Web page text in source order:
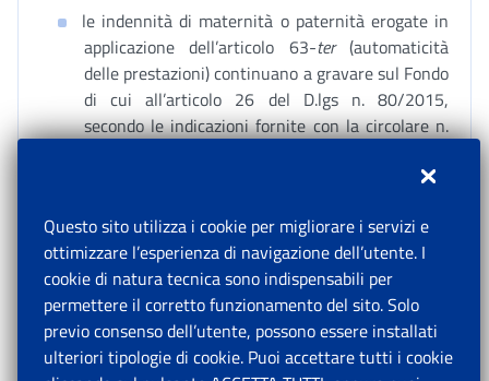
le indennità di maternità o paternità erogate in
applicazione dell’articolo 63-ter(automaticità
delle prestazioni) continuano a gravare sul Fondo
di cui all’articolo 26 del D.lgs n. 80/2015,
secondo le indicazioni fornite con la circolare n.
in caso di parto fortemente prematuro, il numero
dei giorni pari all’intervallo temporale che va dal
giorno successivo al parto al giorno precedente
l’inizio dei due mesiante partumcontinuano a
gravare sul Fondo di cui all’articolo 26 del D.lgs n.
80/2015, secondo le indicazioni fornite con
circolare n. 69/2016.
Questo sito utilizza i cookie per migliorare i servizi e
ottimizzare l’esperienza di navigazione dell’utente. I
cookie di natura tecnica sono indispensabili per
permettere il corretto funzionamento del sito. Solo
previo consenso dell’utente, possono essere installati
ulteriori tipologie di cookie. Puoi accettare tutti i cookie